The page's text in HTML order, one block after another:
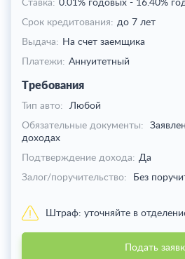
Ставка: 0.01% годовых - 16.40%
Срок кредитования: до 7 лет
Выдача: На счет заемщика
Платежи: Аннуитетный
Требования
Тип авто:
Любой
Обязательные документы:
доходах
Подтверждение дохода: Да
Залог/поручительство:
Без
Штраф: уточняйте в
Подать